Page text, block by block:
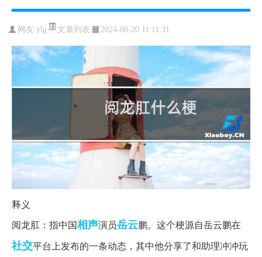
网友:ylg 文章列表 2024-08-20 11:11:31
释义
阅龙肛：指中国相声演员岳云鹏。这个梗源自岳云鹏在
社交平台上发布的一条动态，其中他分享了和助理冲冲玩